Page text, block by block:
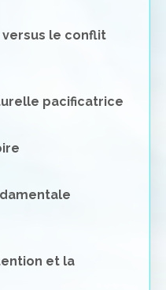
versus le conflit
pacificatrice
et la